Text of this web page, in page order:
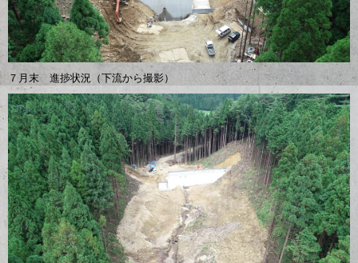
７月末 進捗状況（下流から撮影）